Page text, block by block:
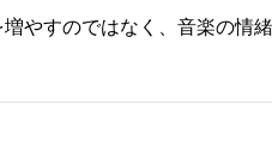
やすのではなく、音楽の情